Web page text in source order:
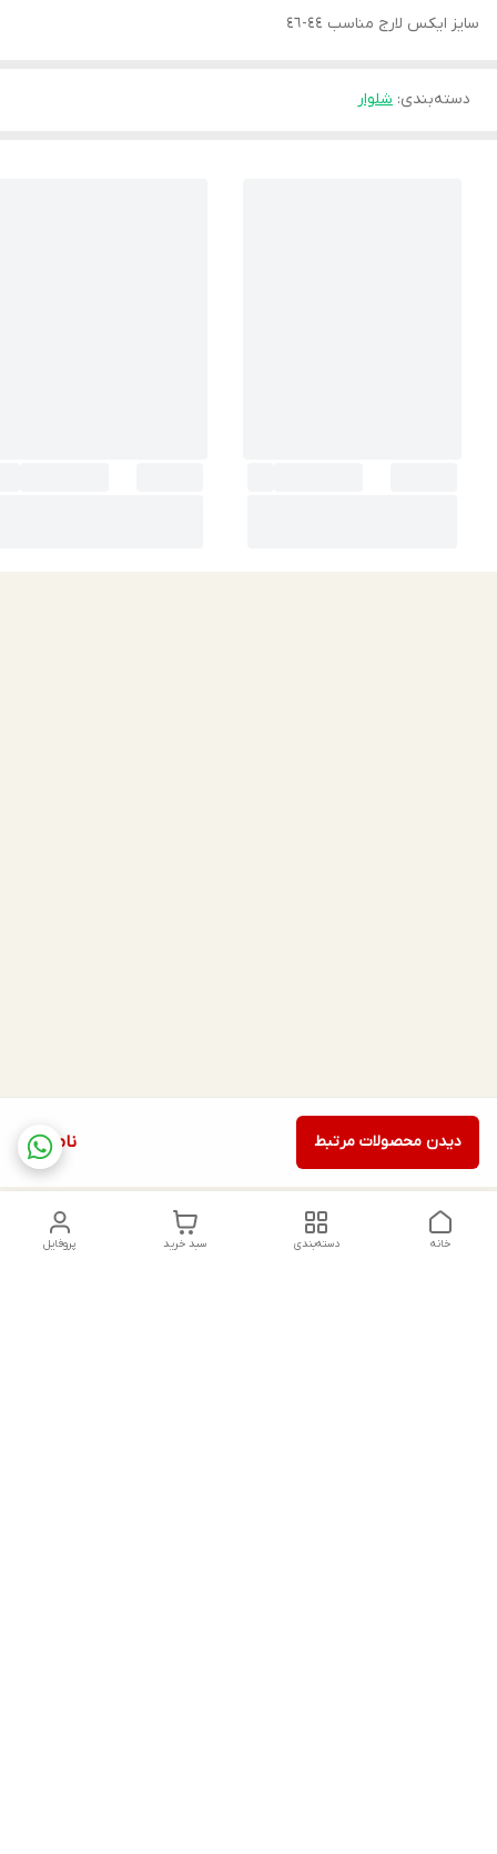
ناموجود دیدن محصولات مرتبط
سايز ايكس لارج مناسب ٤٤-٤٦
دسته‌بندی: شلوار
پروفایل سبد خرید دسته‌بندی خانه